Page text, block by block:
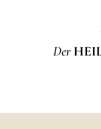
Der